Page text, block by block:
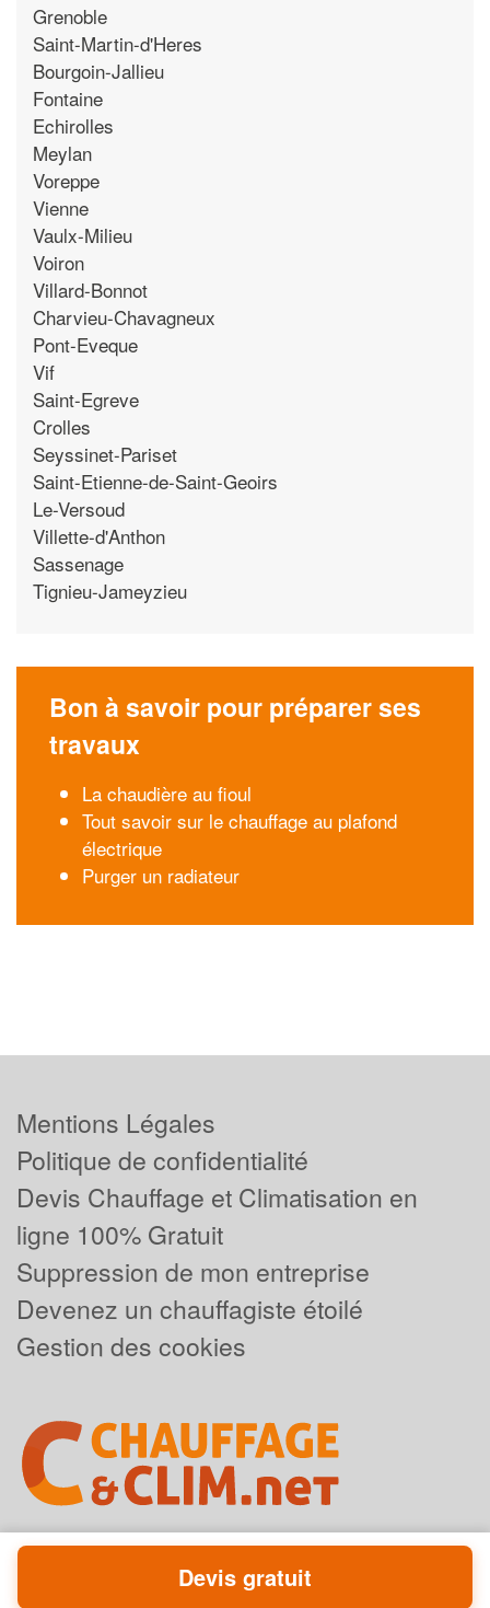
Grenoble
Saint-Martin-d'Heres
Bourgoin-Jallieu
Fontaine
Echirolles
Meylan
Voreppe
Vienne
Vaulx-Milieu
Voiron
Villard-Bonnot
Charvieu-Chavagneux
Pont-Eveque
Vif
Saint-Egreve
Crolles
Seyssinet-Pariset
Saint-Etienne-de-Saint-Geoirs
Le-Versoud
Villette-d'Anthon
Sassenage
Tignieu-Jameyzieu
Bon à savoir pour préparer ses
travaux
La chaudière au fioul
Tout savoir sur le chauffage au plafond
électrique
Purger un radiateur
Mentions Légales
Politique de confidentialité
Devis Chauffage et Climatisation en
ligne 100% Gratuit
Suppression de mon entreprise
Devenez un chauffagiste étoilé
Gestion des cookies
Powered byPlus que pro
Devis gratuit